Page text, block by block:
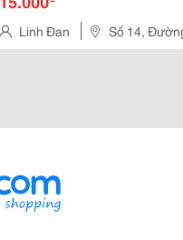
Linh Đan
Số 14,
Hồ Chí Minh